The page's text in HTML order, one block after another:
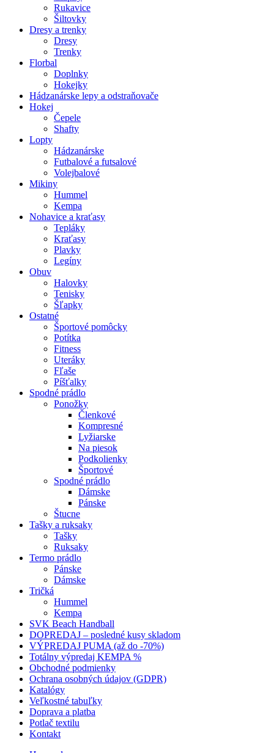
Rukavice
Šiltovky
Dresy a trenky
Dresy
Trenky
Florbal
Doplnky
Hokejky
Hádzanárske lepy a odstraňovače
Hokej
Čepele
Shafty
Lopty
Hádzanárske
Futbalové a futsalové
Volejbalové
Mikiny
Hummel
Kempa
Nohavice a kraťasy
Tepláky
Kraťasy
Plavky
Legíny
Obuv
Halovky
Tenisky
Šľapky
Ostatné
Športové pomôcky
Potítka
Fitness
Uteráky
Fľaše
Píšťalky
Spodné prádlo
Ponožky
Členkové
Kompresné
Lyžiarske
Na piesok
Podkolienky
Športové
Spodné prádlo
Dámske
Pánske
Štucne
Tašky a ruksaky
Tašky
Ruksaky
Termo prádlo
Pánske
Dámske
Tričká
Hummel
Kempa
SVK Beach Handball
DOPREDAJ – posledné kusy skladom
VÝPREDAJ PUMA (až do -70%)
Totálny výpredaj KEMPA %
Obchodné podmienky
Ochrana osobných údajov (GDPR)
Katalógy
Veľkostné tabuľky
Doprava a platba
Potlač textilu
Kontakt